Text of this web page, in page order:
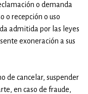
o demanda
o recepción o uso
admitida por las leyes
exoneración a sus
de cancelar, suspender
en caso de fraude,